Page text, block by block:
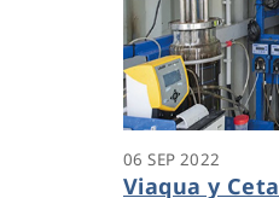
06 SEP 2022
Viaqua y